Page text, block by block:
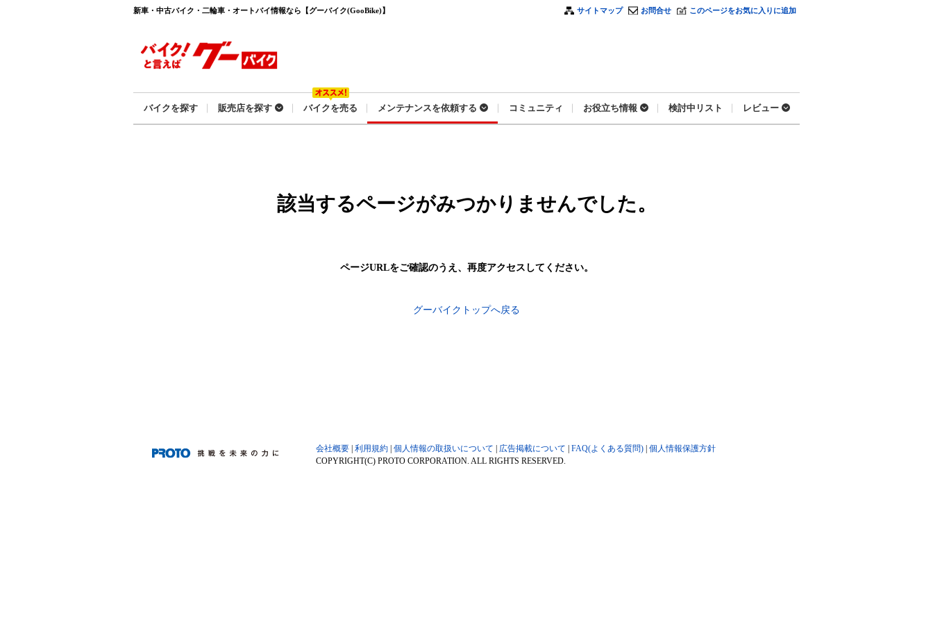
新車・中古バイク・二輪車・オートバイ情報なら【グーバイク(GooBike)】 サイトマップ お問合せ このページをお気に入りに追加
バイクを探す 販売店を探す バイクを売る メンテナンスを依頼する コミュニティ お役立ち情報 検討中リスト レビュー
該当するページがみつかりませんでした。
ページURLをご確認のうえ、 再度アクセスしてください。
グーバイクトップへ戻る
会社概要 利用規約 個人情報の取扱いについて 広告掲載について FAQ(よくある質問) 個人情報保護方針
COPYRIGHT(C) PROTO CORPORATION. ALL RIGHTS RESERVED.